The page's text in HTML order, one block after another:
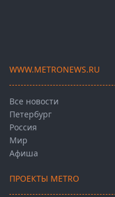
WWW.METRONEWS.RU
Все новости
Петербург
Россия
Мир
Афиша
ПРОЕКТЫ METRO